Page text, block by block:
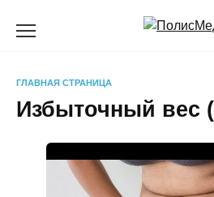
ГЛАВНАЯ СТРАНИЦА
Избыточный вес